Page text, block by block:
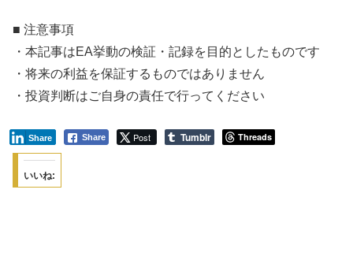
■ 注意事項
・本記事はEA挙動の検証・記録を目的としたものです
・将来の利益を保証するものではありません
・投資判断はご自身の責任で行ってください
Share Post
Share Tumblr Threads
いいね: